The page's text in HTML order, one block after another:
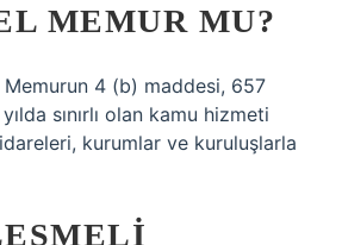
MEMUR MU?
Memurun 4 (b) maddesi, 657
sınırlı olan kamu hizmeti
kurumlar ve kuruluşlarla